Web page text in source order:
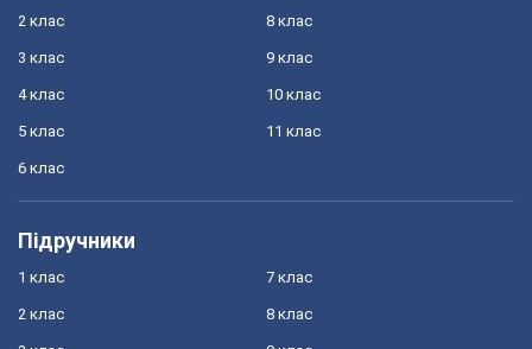
2 клас
3 клас
4 клас
5 клас
6 клас
8 клас
9 клас
10 клас
11 клас
Підручники
1 клас
2 клас
7 клас
8 клас